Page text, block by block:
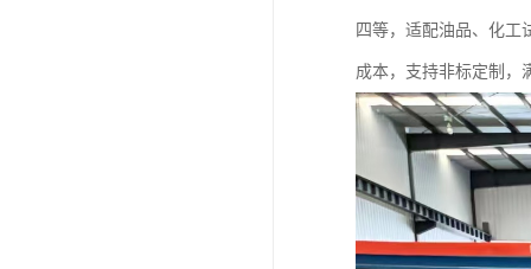
四等，适配油品、化工
成本，支持非标定制，